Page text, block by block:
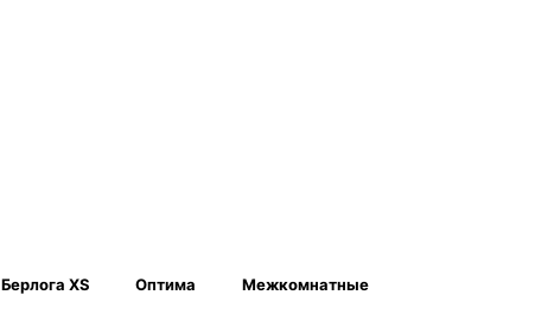
Берлога XS Оптима
Межкомнатные